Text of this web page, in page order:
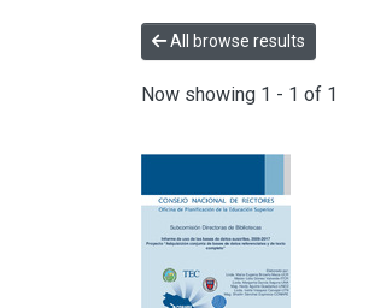
All browse results
Now showing 1 - 1 of 1